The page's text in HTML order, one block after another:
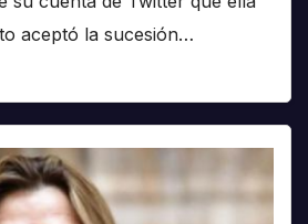
aceptó la sucesión…